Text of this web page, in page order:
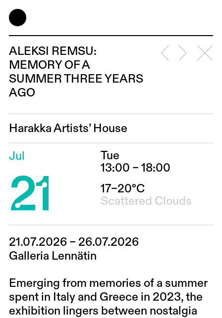
ALEKSI REMSU:
MEMORY OF A
SUMMER THREE YEARS
AGO
Harakka Artists’ House
Jul
21
Tue
13:00 – 18:00
17–20°C
Scattered Clouds
21.07.2026 – 26.07.2026
Galleria Lennätin
Emerging from memories of a summer
spent in Italy and Greece in 2023, the
exhibition lingers between nostalgia